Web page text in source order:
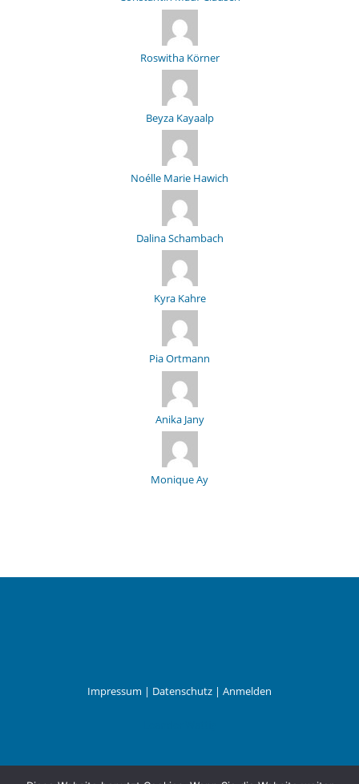
Roswitha Körner
Beyza Kayaalp
Noélle Marie Hawich
Dalina Schambach
Kyra Kahre
Pia Ortmann
Anika Jany
Monique Ay
Impressum | Datenschutz | Anmelden